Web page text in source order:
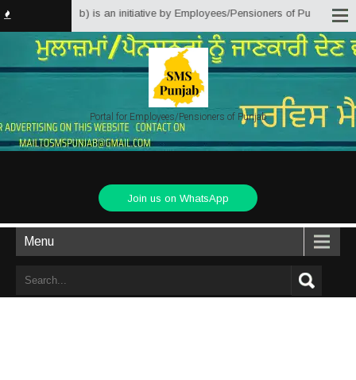
is an initiative by Employees/Pensioners of Punjab State
Portal for Employees/Pensioners of Punjab
Join us on WhatsApp
Menu